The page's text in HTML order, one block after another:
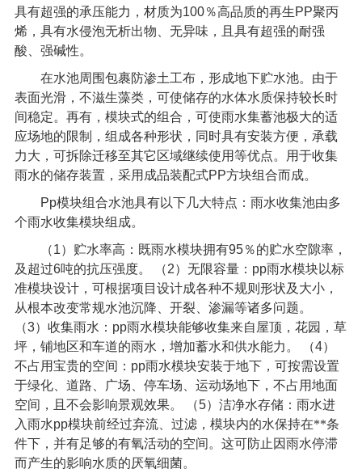
具有超强的承压能力，材质为100％高品质的再生PP聚丙
烯，具有水侵泡无析出物、无异味，且具有超强的耐强
酸、强碱性。
在水池周围包裹防渗土工布，形成地下贮水池。由于
表面光滑，不滋生藻类，可使储存的水体水质保持较长时
间稳定。再有，模块式的组合，可使雨水集蓄池极大的适
应场地的限制，组成各种形状，同时具有安装方便，承载
力大，可拆除迁移至其它区域继续使用等优点。用于收集
雨水的储存装置，采用成品装配式PP方块组合而成。
Pp模块组合水池具有以下几大特点：雨水收集池由多
个雨水收集模块组成。
（1）贮水率高：既雨水模块拥有95％的贮水空隙率，
及超过6吨的抗压强度。 （2）无限容量： pp雨水模块以标
准模块设计，可根据项目设计成各种不规则形状及大小，
从根本改变常规水池沉降、开裂、渗漏等诸多问题。
（3）收集雨水： pp雨水模块能够收集来自屋顶，花园，草
坪，铺地区和车道的雨水，增加蓄水和供水能力。
（4）
不占用宝贵的空间： pp雨水模块安装于地下，可按需设置
于绿化、道路、广场、停车场、运动场地下，不占用地面
空间，且不会影响景观效果。
（5）洁净水存储：雨水进
入雨水pp模块前经过弃流、过滤，模块内的水保持在**条
件下，并有足够的有氧活动的空间。这可防止因雨水停滞
而产生的影响水质的厌氧细菌。